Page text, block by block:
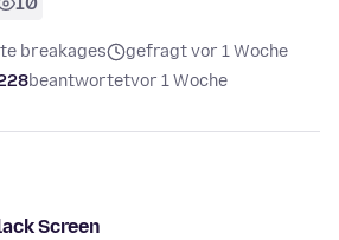
breakages
gefragt vor 1 Woche
beantwortetvor 1 Woche
Screen